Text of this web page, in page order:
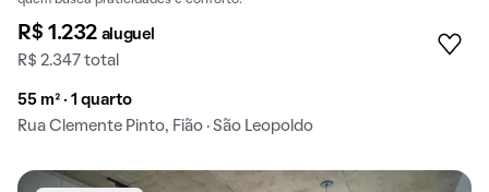
R$ 1.232 aluguel
R$ 2.347 total
55 m² · 1 quarto
Rua Clemente Pinto, Fião · São Leopoldo